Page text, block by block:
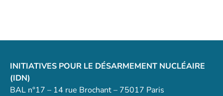
INITIATIVES POUR LE DÉSARMEMENT NUCLÉAIRE
(IDN)
BAL n°17 – 14 rue Brochant – 75017 Paris